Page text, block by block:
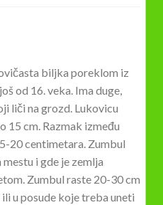
biljka poreklom iz
od 16. veka. Ima duge,
liči na grozd. Lukovicu
15 cm. Razmak između
20 centimetara. Zumbul
i gde je zemlja
Zumbul raste 20-30 cm
ili u posude koje treba uneti